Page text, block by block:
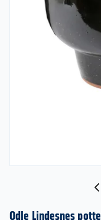
Odle Lindesnes potte